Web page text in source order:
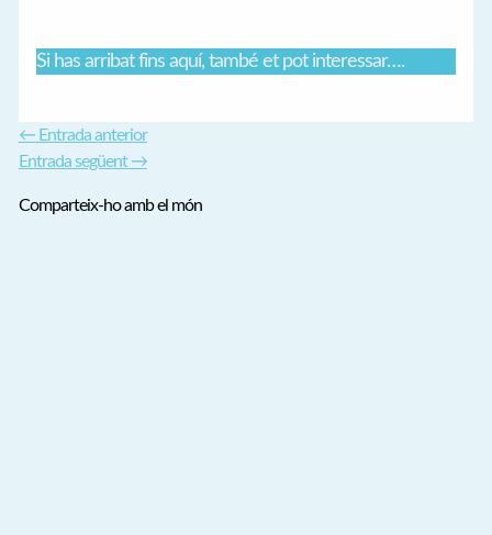
Si has arribat fins aquí, també et pot interessar….
←Entrada anterior
Entrada següent→
Comparteix-ho amb el món